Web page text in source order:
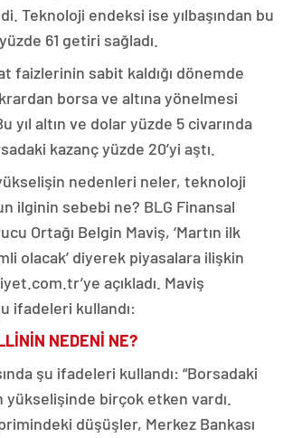
Teknoloji endeksi ise yılbaşından bu
61 getiri sağladı.
faizlerinin sabit kaldığı dönemde
borsa ve altına yönelmesi
yıl altın ve dolar yüzde 5 civarında
kazanç yüzde 20’yi aştı.
nedenleri neler, teknoloji
ilginin sebebi ne? BLG Finansal
Ortağı Belgin Maviş, ‘Martın ilk
olacak’ diyerek piyasalara ilişkin
açıkladı. Maviş
ifadeleri kullandı:
NEDENİ NE?
şu ifadeleri kullandı: “Borsadaki
birçok etken vardı.
düşüşler, Merkez Bankası